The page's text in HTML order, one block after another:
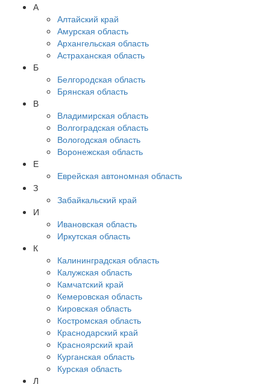
А
Алтайский край
Амурская область
Архангельская область
Астраханская область
Б
Белгородская область
Брянская область
В
Владимирская область
Волгоградская область
Вологодская область
Воронежская область
Е
Еврейская автономная область
З
Забайкальский край
И
Ивановская область
Иркутская область
К
Калининградская область
Калужская область
Камчатский край
Кемеровская область
Кировская область
Костромская область
Краснодарский край
Красноярский край
Курганская область
Курская область
Л